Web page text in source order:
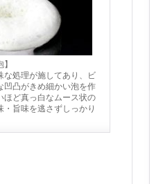
な処理が施してあり、ビ
凹凸がきめ細かい泡を作
ほど真っ白なムース状の
・旨味を逃さずしっかり